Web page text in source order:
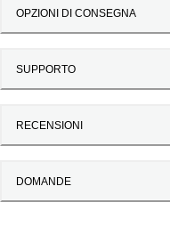
OPZIONI DI CONSEGNA
SUPPORTO
RECENSIONI
DOMANDE